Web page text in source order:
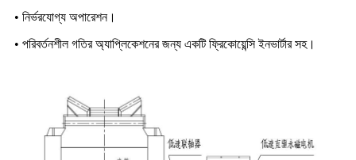
• নির্ভরযোগ্য অপারেশন।
• পরিবর্তনশীল গতির অ্যাপ্লিকেশনের জন্য একটি ফ্রিকোয়েন্সি ইনভার্টার সহ।